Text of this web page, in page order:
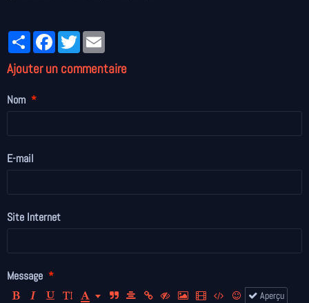
PartagerFacebookTwitter
Ajouter un commentaire
Nom
E-mail
Site Internet
Message
Aperçu